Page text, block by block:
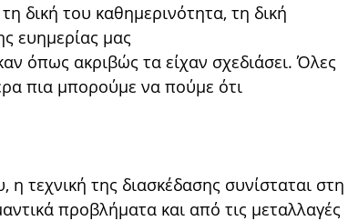
δική του καθημερινότητα, τη δική
ευημερίας μας
όπως ακριβώς τα είχαν σχεδιάσει. Όλες
πια μπορούμε να πούμε ότι
τεχνική της διασκέδασης συνίσταται στη
προβλήματα και από τις μεταλλαγές